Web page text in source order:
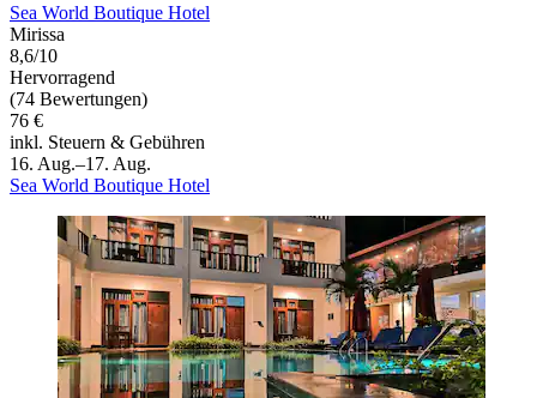
Sea World Boutique Hotel
Mirissa
8,6/10
Hervorragend
(74 Bewertungen)
76 €
inkl. Steuern & Gebühren
16. Aug.–17. Aug.
Sea World Boutique Hotel